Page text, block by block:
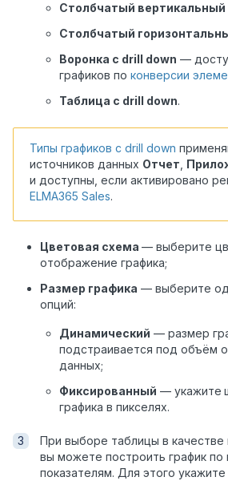
Столбчатый вертикальный
Столбчатый
Воронка с drill down —
графиков по конверсии
Таблица с drill down.
Типы графиков с drill down
источников данных Отчет
и доступны, если активировано
ELMA365 Sales.
Цветовая схема — выберите
отображение графика;
Размер графика — выберите
опций:
Динамический — размер
подстраивается под объём
данных;
Фиксированный — укажите
графика в пикселях.
При выборе таблицы в качестве
вы можете построить график по
показателям. Для этого